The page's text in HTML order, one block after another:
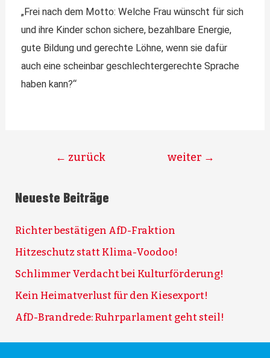
„Frei nach dem Motto: Welche Frau wünscht für sich
und ihre Kinder schon sichere, bezahlbare Energie,
gute Bildung und gerechte Löhne, wenn sie dafür
auch eine scheinbar geschlechtergerechte Sprache
haben kann?“
← zurück weiter →
Neueste Beiträge
Richter bestätigen AfD-Fraktion
Hitzeschutz statt Klima-Voodoo!
Schlimmer Verdacht bei Kulturförderung!
Kein Heimatverlust für den Kiesexport!
AfD-Brandrede: Ruhrparlament geht steil!